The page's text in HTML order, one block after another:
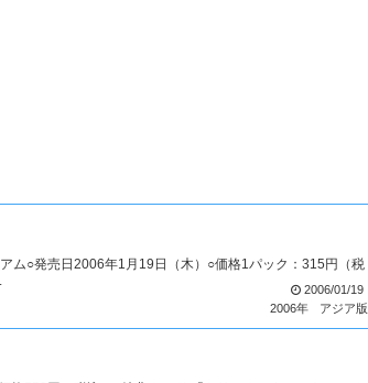
ム○発売日2006年1月19日（木）○価格1パック：315円（税
2006/01/19
2006年
アジア版